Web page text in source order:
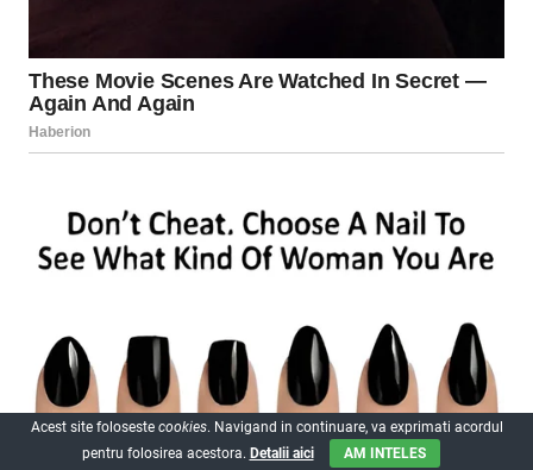
Acest site foloseste cookies. Navigand in continuare, va exprimati acordul
pentru folosirea acestora. Detalii aici AM INTELES